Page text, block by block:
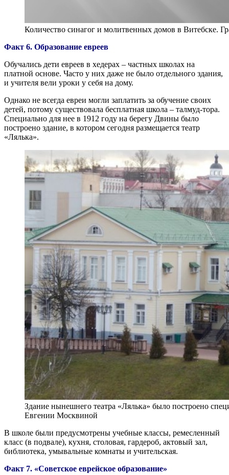
Количество синагог и молитвенных домов в Витебске.
Факт 6. Образование евреев
Обучались дети евреев в хедерах – частных школах на
платной основе. Часто у них даже не было отдельного здания,
и учителя вели уроки у себя на дому.
Однако не всегда евреи могли заплатить за обучение своих
детей, потому существовала бесплатная школа – талмуд-тора.
Специально для нее в 1912 году на берегу Двины было
построено здание, в котором сегодня размещается театр
«Лялька».
Здание нынешнего театра «Лялька» было построено
Евгении Москвиной
В школе были предусмотрены учебные классы, ремесленный
класс (в подвале), кухня, столовая, гардероб, актовый зал,
библиотека, умывальные комнаты и учительская.
Факт 7. «Советское еврейское образование»